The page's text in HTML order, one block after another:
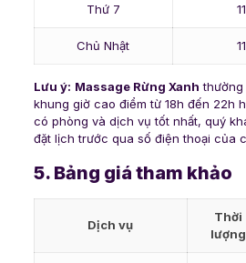
Thứ 7
Chủ Nhật
Lưu ý: Massage Rừng Xanh thường
khung giờ cao điểm từ 18h đến 22h
có phòng và dịch vụ tốt nhất, quý
đặt lịch trước qua số điện thoại của
5. Bảng giá tham khảo
Dịch vụ
Thời
lượng